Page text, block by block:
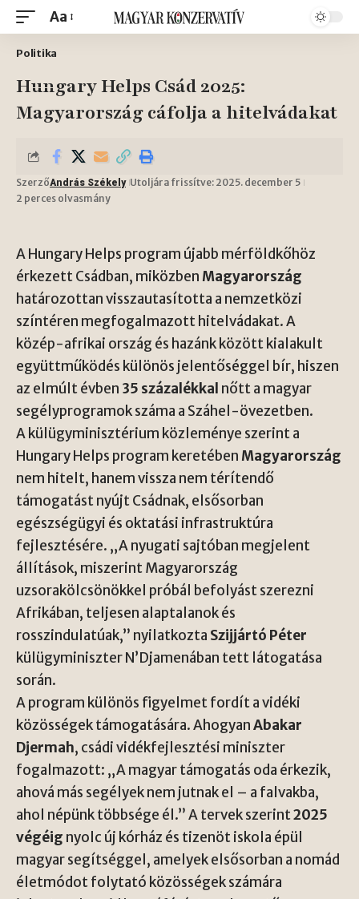
Aa
Politika
Hungary Helps Csád 2025:
Magyarország cáfolja a hitelvádakat
SzerzőAndrás Székely Utoljára frissítve: 2025. december 5
2 perces olvasmány
A Hungary Helps program újabb mérföldkőhöz
érkezett Csádban, miközbenMagyarország
határozottan visszautasította a nemzetközi
színtéren megfogalmazott hitelvádakat. A
közép-afrikai ország és hazánk között kialakult
együttműködés különös jelentőséggel bír, hiszen
az elmúlt évben 35 százalékkal nőtt a magyar
segélyprogramok száma a Száhel-övezetben.
A külügyminisztérium közleménye szerint a
Hungary Helps program keretébenMagyarország
nem hitelt, hanem vissza nem térítendő
támogatást nyújt Csádnak, elsősorban
egészségügyi és oktatási infrastruktúra
fejlesztésére. „A nyugati sajtóban megjelent
állítások, miszerint Magyarország
uzsorakölcsönökkel próbál befolyást szerezni
Afrikában, teljesen alaptalanok és
rosszindulatúak,” nyilatkozta Szijjártó Péter
külügyminiszter N’Djamenában tett látogatása
során.
A program különös figyelmet fordít a vidéki
közösségek támogatására. AhogyanAbakar
Djermah, csádi vidékfejlesztési miniszter
fogalmazott: „A magyar támogatás oda érkezik,
ahová más segélyek nem jutnak el – a falvakba,
ahol népünk többsége él.” A tervek szerint2025
végéig nyolc új kórház és tizenöt iskola épül
magyar segítséggel, amelyek elsősorban a nomád
életmódot folytató közösségek számára